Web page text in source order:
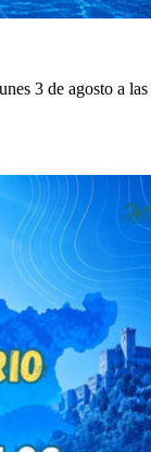
3 de agosto a las